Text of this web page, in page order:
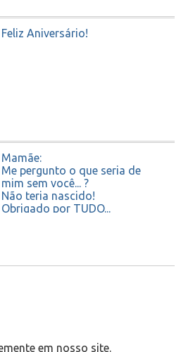
Feliz Aniversário!
Mamãe:
Me pergunto o que seria de
mim sem você... ?
Não teria nascido!
Obrigado por TUDO...
em nosso site.